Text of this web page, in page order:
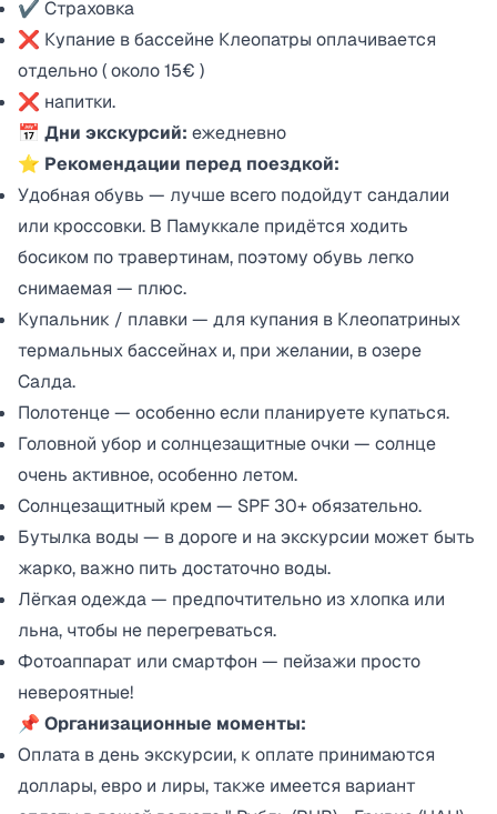
✔ Страховка
❌ Купание в бассейне Клеопатры оплачивается
отдельно ( около 15€ )
❌ напитки.
📅 Дни экскурсий: ежедневно
⭐ Рекомендации перед поездкой:
Удобная обувь — лучше всего подойдут сандалии
или кроссовки. В Памуккале придётся ходить
босиком по травертинам, поэтому обувь легко
снимаемая — плюс.
Купальник / плавки — для купания в Клеопатриных
термальных бассейнах и, при желании, в озере
Салда.
Полотенце — особенно если планируете купаться.
Головной убор и солнцезащитные очки — солнце
очень активное, особенно летом.
Солнцезащитный крем — SPF 30+ обязательно.
Бутылка воды — в дороге и на экскурсии может быть
жарко, важно пить достаточно воды.
Лёгкая одежда — предпочтительно из хлопка или
льна, чтобы не перегреваться.
Фотоаппарат или смартфон — пейзажи просто
невероятные!
📌 Организационные моменты:
Оплата в день экскурсии, к оплате принимаются
доллары, евро и лиры, также имеется вариант